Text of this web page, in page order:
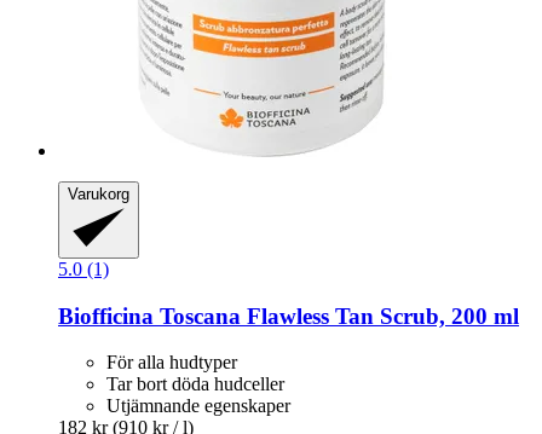
Varukorg
5.0 (1)
Biofficina Toscana Flawless Tan Scrub, 200 ml
För alla hudtyper
Tar bort döda hudceller
Utjämnande egenskaper
182 kr (910 kr / l)